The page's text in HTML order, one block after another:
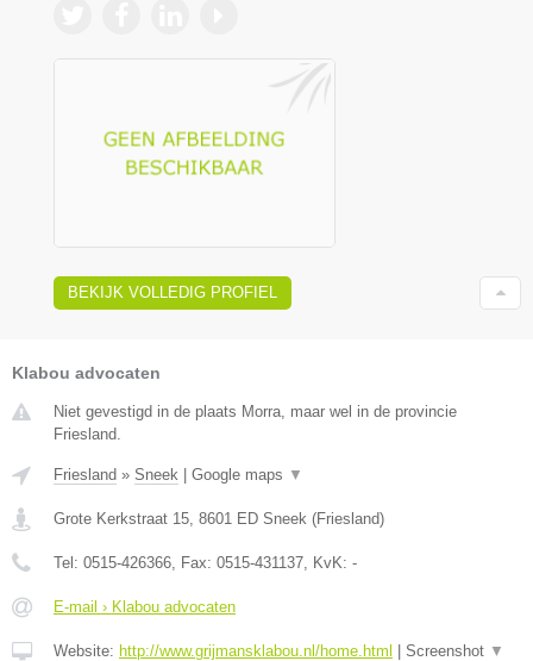
BEKIJK VOLLEDIG PROFIEL
Klabou advocaten
Niet gevestigd in de plaats Morra, maar wel in de provincie
Friesland.
Friesland » Sneek | Google maps ▼
Grote Kerkstraat 15 8601 ED Sneek (Friesland)
Tel: 0515-426366 , Fax: 0515-431137 , KvK: -
E-mail › Klabou advocaten
Website: http://www.grijmansklabou.nl/home.html | Screenshot ▼